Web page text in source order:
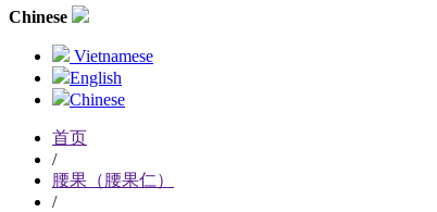
Chinese
Vietnamese
English
Chinese
首页
/
腰果（腰果仁）
/